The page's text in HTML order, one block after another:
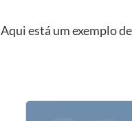
Aqui está um exemplo